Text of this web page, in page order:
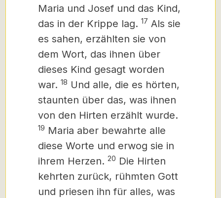
Maria und Josef und das Kind,
das in der Krippe lag. 17 Als sie
es sahen, erzählten sie von
dem Wort, das ihnen über
dieses Kind gesagt worden
war. 18 Und alle, die es hörten,
staunten über das, was ihnen
von den Hirten erzählt wurde.
19 Maria aber bewahrte alle
diese Worte und erwog sie in
ihrem Herzen. 20 Die Hirten
kehrten zurück, rühmten Gott
und priesen ihn für alles, was